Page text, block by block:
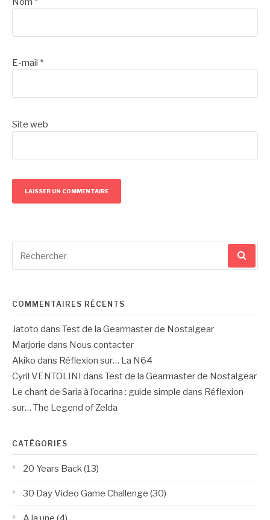
E-mail *
Site web
pour
COMMENTAIRES RÉCENTS
Jatoto dans Test de la Gearmaster de Nostalgear
Marjorie dans Nous contacter
Akiko dans Réflexion sur… La N64
Cyril VENTOLINI dans Test de la Gearmaster de Nostalgear
Le chant de Saria à l’ocarina : guide simple dans Réflexion
sur… The Legend of Zelda
CATÉGORIES
20 Years Back(13)
30 Day Video Game Challenge (30)